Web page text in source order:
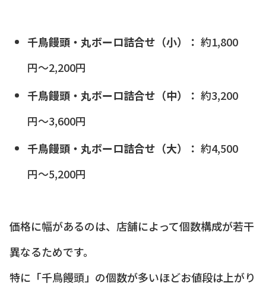
千鳥饅頭・丸ボーロ詰合せ（小）： 約1,800
円〜2,200円
千鳥饅頭・丸ボーロ詰合せ（中）： 約3,200
円〜3,600円
千鳥饅頭・丸ボーロ詰合せ（大）： 約4,500
円〜5,200円
価格に幅があるのは、店舗によって個数構成が若干
異なるためです。
特に「千鳥饅頭」の個数が多いほどお値段は上がり